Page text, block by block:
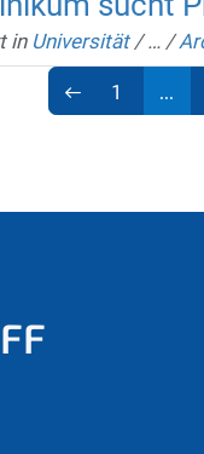
in Universität /… /
1